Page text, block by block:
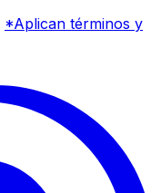
*Aplican términos y